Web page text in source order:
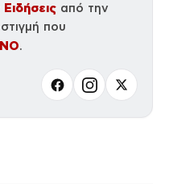
Ειδήσεις από την
που
.